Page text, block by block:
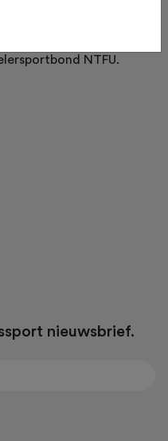
NTFU.
nieuwsbrief.